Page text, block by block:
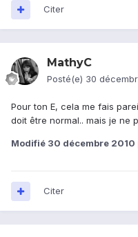
Citer
MathyC
Posté(e) 30
Pour ton E, cela me fais
doit être normal.. mais je ne p
Modifié 30 décembre 2010
Citer